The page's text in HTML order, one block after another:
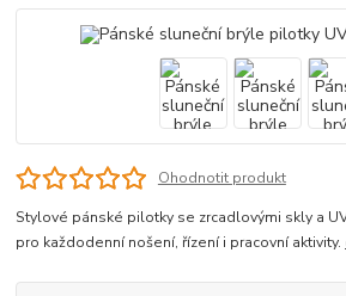
Ohodnotit produkt
Stylové pánské pilotky se zrcadlovými skly a
pro každodenní nošení, řízení i pracovní aktivity.